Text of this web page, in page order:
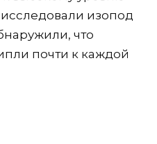
изопод
что
почти к каждой